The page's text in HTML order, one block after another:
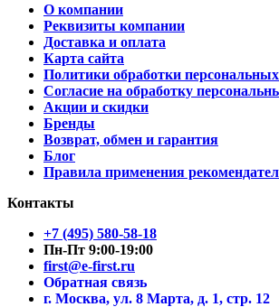
О компании
Реквизиты компании
Доставка и оплата
Карта сайта
Политики обработки
Согласие на обработку
Акции и скидки
Бренды
Возврат, обмен и гарантия
Блог
Правила применения
Контакты
+7 (495) 580-58-18
Пн-Пт 9:00-19:00
first@e-first.ru
Обратная связь
г. Москва, ул. 8 Марта, д. 1, стр. 12